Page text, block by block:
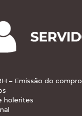
– Emissão do
holerites